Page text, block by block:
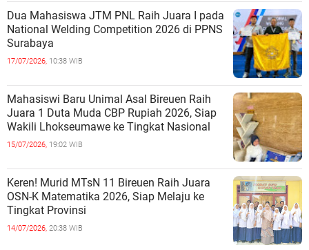
Dua Mahasiswa JTM PNL Raih Juara I pada
National Welding Competition 2026 di PPNS
Surabaya
17/07/2026, 10:38 WIB
Mahasiswi Baru Unimal Asal Bireuen Raih
Juara 1 Duta Muda CBP Rupiah 2026, Siap
Wakili Lhokseumawe ke Tingkat Nasional
15/07/2026, 19:02 WIB
Keren! Murid MTsN 11 Bireuen Raih Juara
OSN-K Matematika 2026, Siap Melaju ke
Tingkat Provinsi
14/07/2026, 20:38 WIB